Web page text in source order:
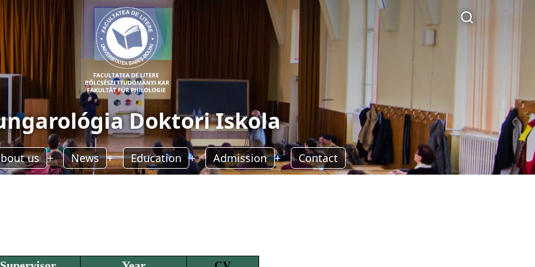
Doktori Iskola
us News Education Admission Contact